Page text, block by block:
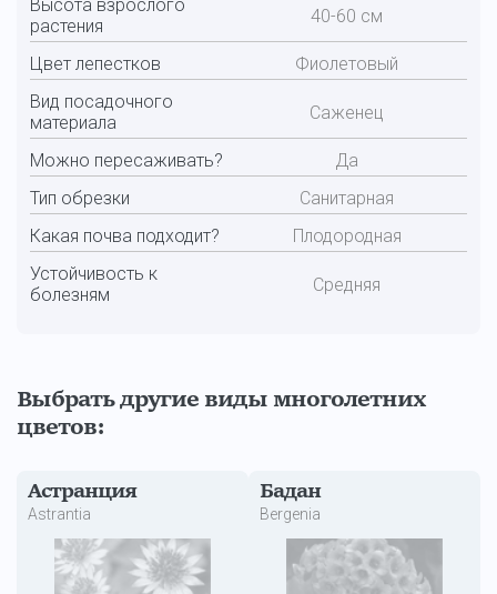
Высота взрослого
растения
40-60 см
Цвет лепестков
Фиолетовый
Вид посадочного
материала
Саженец
Можно пересаживать?
Да
Тип обрезки
Санитарная
Какая почва подходит?
Плодородная
Устойчивость к
болезням
Средняя
Выбрать другие виды многолетних
цветов:
Астранция
Astrantia
Бадан
Bergenia